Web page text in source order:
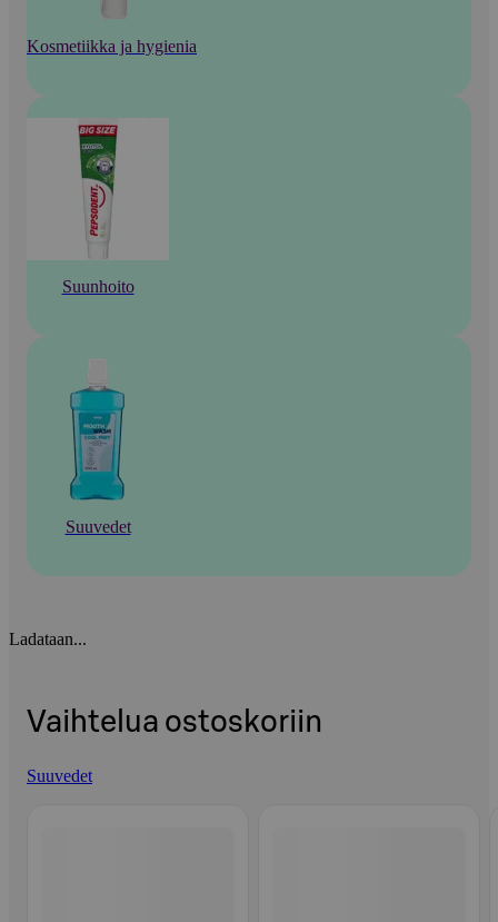
Kosmetiikka ja hygienia
Suunhoito
Suuvedet
Ladataan...
Vaihtelua ostoskoriin
Suuvedet